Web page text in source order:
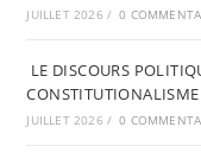
JUILLET 2026 / 0
LE DISCOURS
CONSTITUTIONALISME
JUILLET 2026 / 0